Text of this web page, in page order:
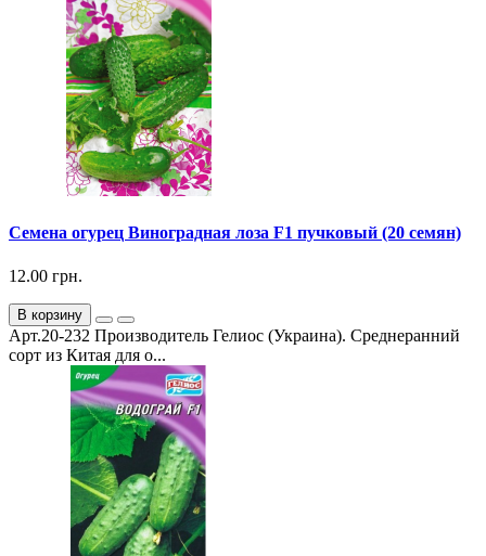
Семена огурец Виноградная лоза F1 пучковый (20 семян)
12.00 грн.
В корзину
Арт.20-232 Производитель Гелиос (Украина). Среднеранний
сорт из Китая для о...